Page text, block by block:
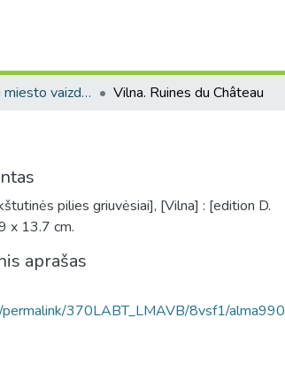
Vilnius. Bendri miesto vaizdai : miesto ir jo apylinkių fotografinių atvirukų rinkinys Vilna. Ruines du Château
pilies griuvėsiai], [Vilna] : [edition D.
x 13.7 cm.
aprašas
permalink/370LABT_LMAVB/8vsf1/alma990